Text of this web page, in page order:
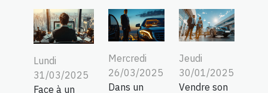
Lundi
31/03/2025
Face à un
Mercredi
26/03/2025
Dans un
Jeudi
30/01/2025
Vendre son